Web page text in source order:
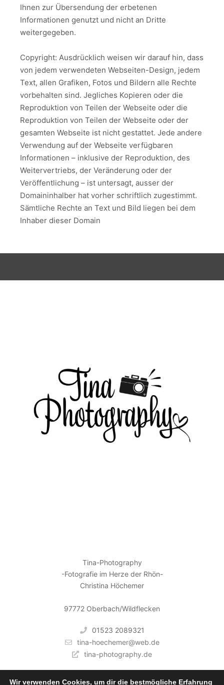
Ihnen zur Übersendung der erbetenen
Informationen genutzt und nicht an Dritte
weitergegeben.
Copyright: Ausdrücklich weisen wir darauf hin, dass
von jedem verwendeten Webseiten-Design, jedem
Text, allen Grafiken, Fotos und Bildern alle Rechte
vorbehalten sind. Jegliches Kopieren oder die
Reproduktion von Teilen der Webseite oder die
Reproduktion von Teilen der Webseite oder der
gesamten Webseite ist nicht gestattet. Jede andere
Verwendung auf der Webseite verfügbaren
Informationen – inklusive der Reproduktion, des
Weitervertriebs, der Veränderung oder der
Veröffentlichung – ist untersagt, ausser der
Domaininhalber hat vorher schriftlich zugestimmt.
Sämtliche Rechte an Text und Bild liegen bei dem
Inhaber dieser Domain
Tina-Photography
-Fotografie im Herze der Rhön-
Christina Höchemer
97772 Oberbach/Wildflecken
01523 2089321
tina-hoechemer@web.de
tina-photography.de
Wir verwenden Cookies, um dir die bestmögliche Erfahrung